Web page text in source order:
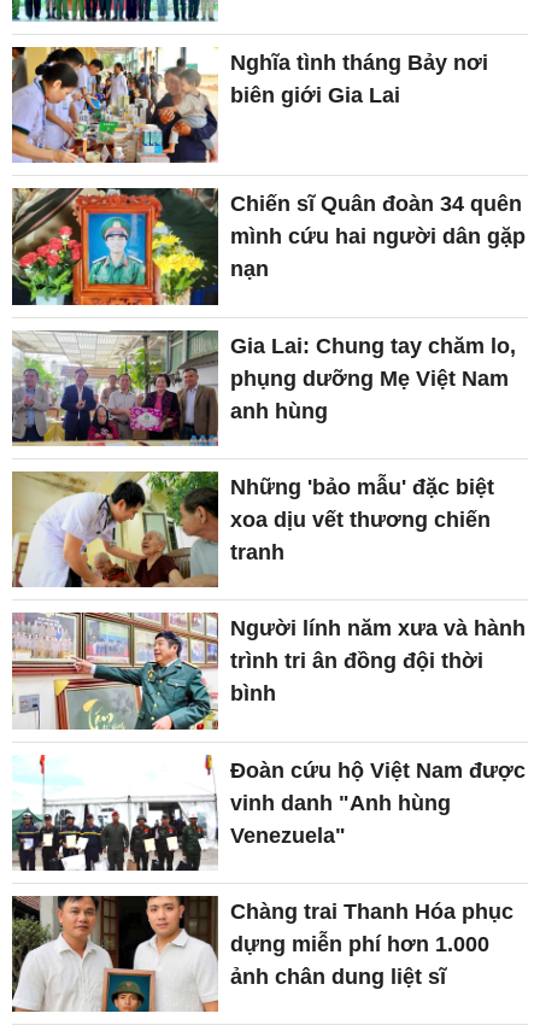
Nghĩa tình tháng Bảy nơi
biên giới Gia Lai
Chiến sĩ Quân đoàn 34 quên
mình cứu hai người dân gặp
nạn
Gia Lai: Chung tay chăm lo,
phụng dưỡng Mẹ Việt Nam
anh hùng
Những 'bảo mẫu' đặc biệt
xoa dịu vết thương chiến
tranh
Người lính năm xưa và hành
trình tri ân đồng đội thời
bình
Đoàn cứu hộ Việt Nam được
vinh danh "Anh hùng
Venezuela"
Chàng trai Thanh Hóa phục
dựng miễn phí hơn 1.000
ảnh chân dung liệt sĩ